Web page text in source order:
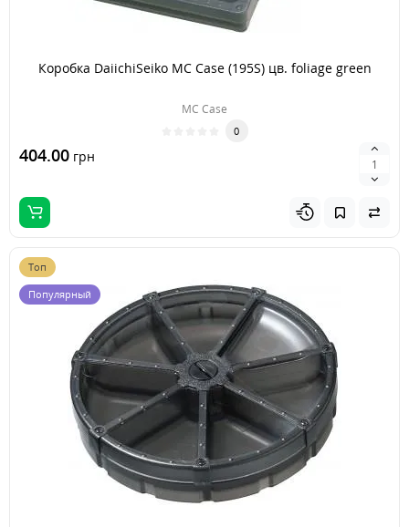
Коробка DaiichiSeiko MC Case (195S) цв. foliage green
MC Case
0
404.00 грн
Топ
Популярный